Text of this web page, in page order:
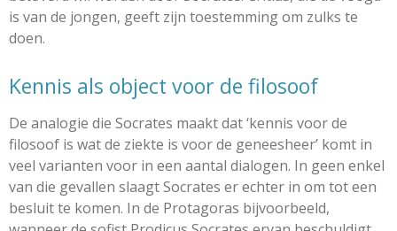
is van de jongen, geeft zijn toestemming om zulks te
doen.
Kennis als object voor de filosoof
De analogie die Socrates maakt dat ‘kennis voor de
filosoof is wat de ziekte is voor de geneesheer’ komt in
veel varianten voor in een aantal dialogen. In geen enkel
van die gevallen slaagt Socrates er echter in om tot een
besluit te komen. In de Protagoras bijvoorbeeld,